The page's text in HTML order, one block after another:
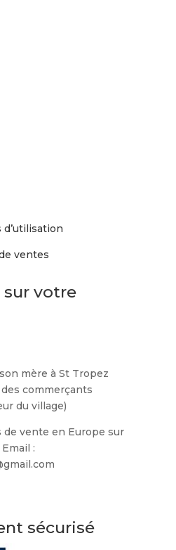
ventes
votre
mère à St Tropez
commerçants
du village)
vente en Europe sur
:
sécurisé